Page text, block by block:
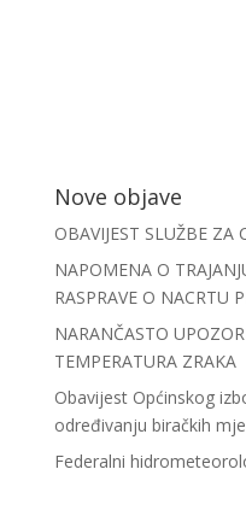
Nove objave
OBAVIJEST SLUŽBE ZA
NAPOMENA O
RASPRAVE O NACRTU
NARANČASTO
TEMPERATURA ZRAKA
Obavijest Općinskog
određivanju biračkih
Federalni